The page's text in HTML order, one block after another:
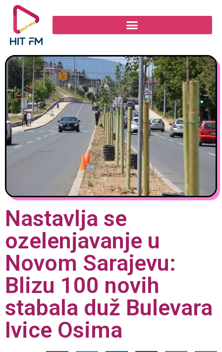
Nastavlja se
ozelenjavanje u
Novom Sarajevu:
Blizu 100 novih
stabala duž Bulevara
Ivice Osima